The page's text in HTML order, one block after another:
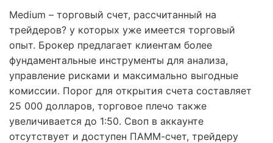
Medium – торговый счет, рассчитанный на
трейдеров? у которых уже имеется торговый
опыт. Брокер предлагает клиентам более
фундаментальные инструменты для анализа,
управление рисками и максимально выгодные
комиссии. Порог для открытия счета составляет
25 000 долларов, торговое плечо также
увеличивается до 1:50. Своп в аккаунте
отсутствует и доступен ПАММ-счет, трейдеру